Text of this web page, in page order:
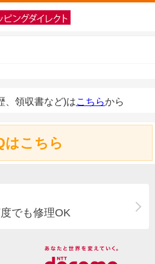
、領収書など)はこちらから
はこちら
でも修理OK